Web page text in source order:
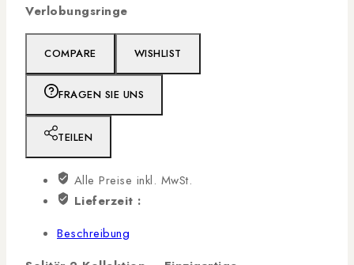
Verlobungsringe
COMPARE WISHLIST
FRAGEN SIE UNS
TEILEN
Alle Preise inkl. MwSt.
Lieferzeit :
Beschreibung